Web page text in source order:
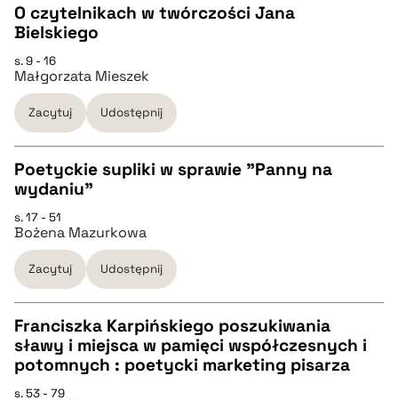
O czytelnikach w twórczości Jana
Bielskiego
s. 9 - 16
Małgorzata Mieszek
Zacytuj Udostępnij
CZYSTY TEKST
pobierz cytat
BIBTEX
pobierz cytat
Poetyckie supliki w sprawie "Panny na
wydaniu"
s. 17 - 51
Bożena Mazurkowa
Zacytuj Udostępnij
CZYSTY TEKST
Franciszka Karpińskiego poszukiwania
sławy i miejsca w pamięci współczesnych i
potomnych : poetycki marketing pisarza
s. 53 - 79